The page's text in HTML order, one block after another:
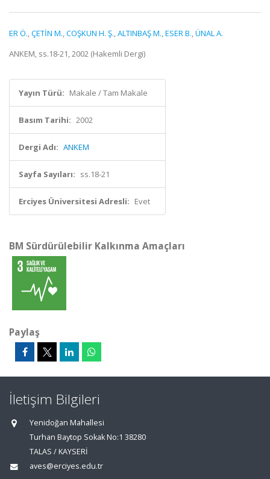
ER Ö.,ÇETİN M.,COŞKUN H. Ş.,ALTINBAŞ M.,ESER B.,ÜNAL A.
ANKEM, ss.18-21, 2002 (Hakemli Dergi)
Yayın Türü: Makale / Tam Makale
Basım Tarihi: 2002
Dergi Adı: ANKEM
Sayfa Sayıları: ss.18-21
Erciyes Üniversitesi Adresli: Evet
BM Sürdürülebilir Kalkınma Amaçları
Paylaş
İletişim Bilgileri
Yenidoğan Mahallesi
Turhan Baytop Sokak No:1 38280
TALAS / KAYSERİ
aves@erciyes.edu.tr